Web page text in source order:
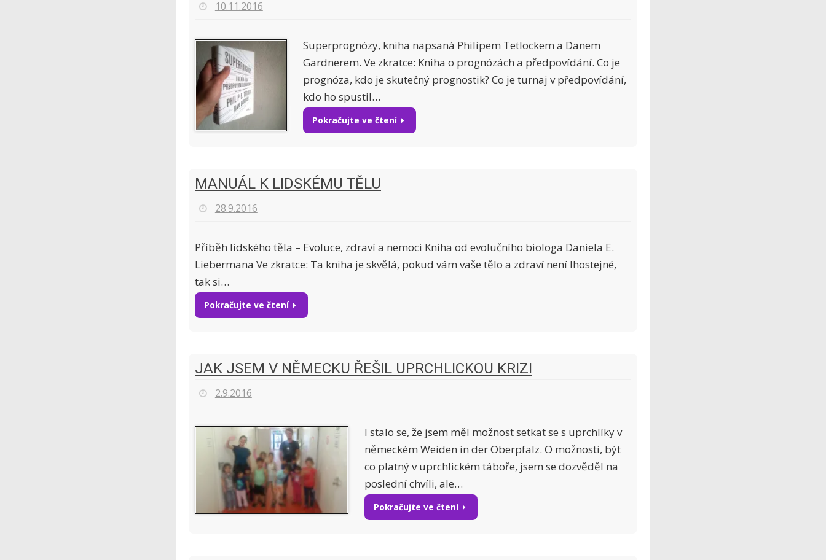
10.11.2016
Superprognózy, kniha napsaná Philipem Tetlockem a Danem
Gardnerem. Ve zkratce: Kniha o prognózách a předpovídání. Co je
prognóza, kdo je skutečný prognostik? Co je turnaj v předpovídání,
kdo ho spustil…
Pokračujte ve čtení
MANUÁL K LIDSKÉMU TĚLU
28.9.2016
Příběh lidského těla – Evoluce, zdraví a nemoci Kniha od evolučního biologa Daniela E.
Liebermana Ve zkratce: Ta kniha je skvělá, pokud vám vaše tělo a zdraví není lhostejné,
tak si…
Pokračujte ve čtení
JAK JSEM V NĚMECKU ŘEŠIL UPRCHLICKOU KRIZI
2.9.2016
I stalo se, že jsem měl možnost setkat se s uprchlíky v
německém Weiden in der Oberpfalz. O možnosti, být
co platný v uprchlickém táboře, jsem se dozvěděl na
poslední chvíli, ale…
Pokračujte ve čtení